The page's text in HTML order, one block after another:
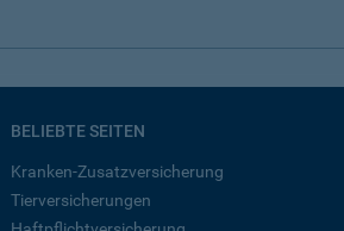
BELIEBTE SEITEN
Kranken-Zusatzversicherung
Tierversicherungen